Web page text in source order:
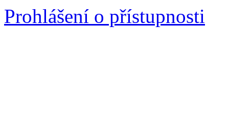
Prohlášení o přístupnosti